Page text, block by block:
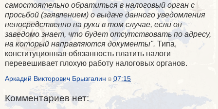
самостоятельно обратиться в налоговый орган с
просьбой (заявлением) о выдаче данного уведомления
непосредственно на руки в том случае, если он
заведомо знает, что будет отсутствовать по адресу,
на который направляются документы". Типа,
конституционная обязанность платить налоги
перевешивает плохую работу налоговых органов.
Аркадий Викторович Брызгалин в 07:15
Комментариев нет: